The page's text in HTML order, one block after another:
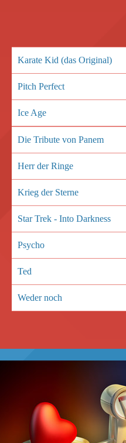
Karate Kid (das Original)
Pitch Perfect
Ice Age
Die Tribute von Panem
Herr der Ringe
Krieg der Sterne
Star Trek - Into Darkness
Psycho
Ted
Weder noch